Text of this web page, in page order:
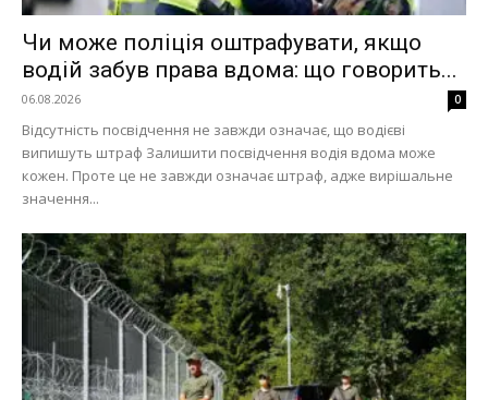
Чи може поліція оштрафувати, якщо
водій забув права вдома: що говорить...
06.08.2026 0
Відсутність посвідчення не завжди означає, що водієві
випишуть штраф Залишити посвідчення водія вдома може
кожен. Проте це не завжди означає штраф, адже вирішальне
значення...